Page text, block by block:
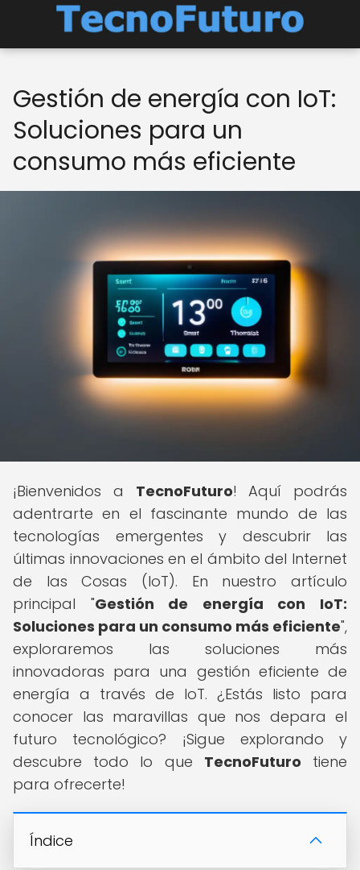
Gestión de energía con IoT:
Soluciones para un
consumo más eficiente
¡Bienvenidos a TecnoFuturo! Aquí podrás
adentrarte en el fascinante mundo de las
tecnologías emergentes y descubrir las
últimas innovaciones en el ámbito del Internet
de las Cosas (IoT). En nuestro artículo
principal "Gestión de energía con IoT:
Soluciones para un consumo más eficiente",
exploraremos las soluciones más
innovadoras para una gestión eficiente de
energía a través de IoT. ¿Estás listo para
conocer las maravillas que nos depara el
futuro tecnológico? ¡Sigue explorando y
descubre todo lo que TecnoFuturo tiene
para ofrecerte!
Índice